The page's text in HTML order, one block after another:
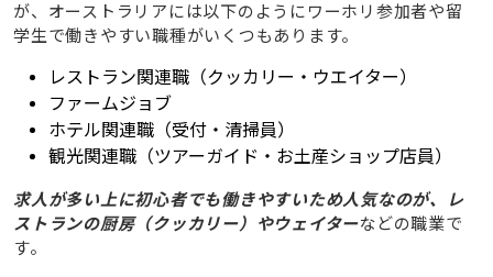
が、オーストラリアには以下のようにワーホリ参加者や留
学生で働きやすい職種がいくつもあります。
レストラン関連職（クッカリー・ウエイター）
ファームジョブ
ホテル関連職（受付・清掃員）
観光関連職（ツアーガイド・お土産ショップ店員）
求人が多い上に初心者でも働きやすいため人気なのが、レ
ストランの厨房（クッカリー）やウェイターなどの職業で
す。